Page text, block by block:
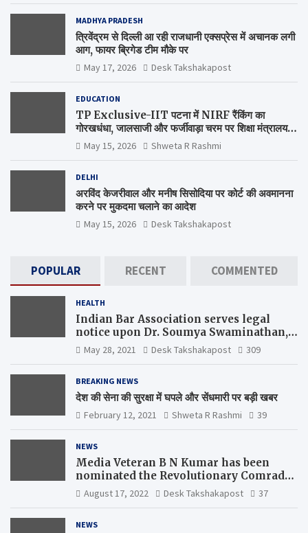
MADHYA PRADESH
त्रिवेंद्रम से दिल्ली आ रही राजधानी एक्सप्रेस में अचानक लगी
आग, फायर ब्रिगेड टीम मौके पर
May 17, 2026 Desk Takshakapost
EDUCATION
TP Exclusive-IIT पटना में NIRF रैंकिंग का
गोरखधंधा, जालसाजी और फर्जीवाड़ा चरम पर शिक्षा मंत्रालय
कब जागेगा ?
May 15, 2026 Shweta R Rashmi
DELHI
अरविंद केजरीवाल और मनीष सिसोदिया पर कोर्ट की अवमानना
करने पर मुकदमा चलाने का आदेश
May 15, 2026 Desk Takshakapost
POPULAR RECENT COMMENTED
HEALTH
Indian Bar Association serves legal
notice upon Dr. Soumya Swaminathan,
the Chief Scientist, WHO
May 28, 2021 Desk Takshakapost 309
BREAKING NEWS
देश की सेना की सुरक्षा में घपले और सेंधमारी पर बड़ी खबर
February 12, 2021 Shweta R Rashmi 39
NEWS
Media Veteran B N Kumar has been
nominated the Revolutionary Comrade
Shiv Varma Media Award 2022-23
August 17, 2022 Desk Takshakapost 37
NEWS